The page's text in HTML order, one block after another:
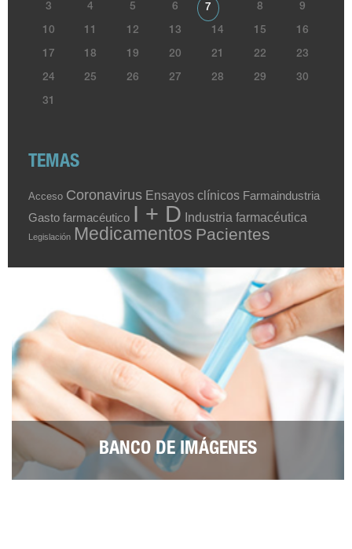
3 4 5 6 7 8 9
10 11 12 13 14 15 16
17 18 19 20 21 22 23
24 25 26 27 28 29 30
31
TEMAS
Acceso Coronavirus Ensayos clínicos Farmaindustria
Gasto farmacéutico I + D Industria farmacéutica
Legislación Medicamentos Pacientes
BANCO DE IMÁGENES